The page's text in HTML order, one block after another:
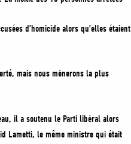
d’homicide alors qu’elles étaient
mais nous mènerons la plus
il a soutenu le Parti libéral alors
Lametti, le même ministre qui était